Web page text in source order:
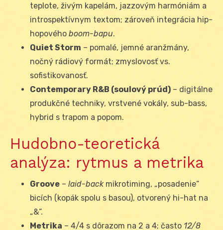
teplote, živým kapelám, jazzovým harmóniám a
introspektívnym textom; zároveň integrácia hip-
hopového boom-bapu.
Quiet Storm – pomalé, jemné aranžmány,
nočný rádiový formát; zmyslovosť vs.
sofistikovanosť.
Contemporary R&B (soulový prúd) – digitálne
produkčné techniky, vrstvené vokály, sub-bass,
hybrid s trapom a popom.
Hudobno-teoretická
analýza: rytmus a metrika
Groove – laid-backmikrotiming, „posadenie“
bicích (kopák spolu s basou), otvorený hi-hat na
„&“.
Metrika – 4/4 s dôrazom na 2 a 4; často 12/8